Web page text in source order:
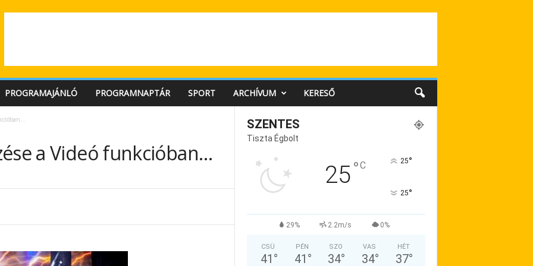
PROGRAMAJÁNLÓ PROGRAMNAPTÁR SPORT ARCHÍVUM KERESŐ
a Videó funkcióban…
SZENTES
Tiszta Égbolt
25°C 25°
25°
29% 2.2m/s 0%
CSÜ
41 °
PÉN
41 °
SZO
34°
VAS
34°
HÉT
37°